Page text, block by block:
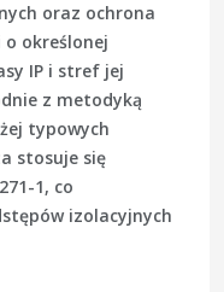
oraz ochrona
o określonej
IP i stref jej
z metodyką
typowych
stosuje się
1, co
izolacyjnych